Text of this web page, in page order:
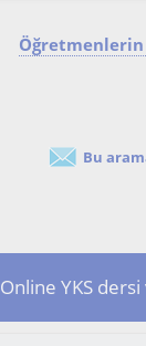
Bu
Online YKS